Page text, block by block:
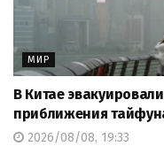
МИР
В Китае
приближения
2026/08/08, 19:33